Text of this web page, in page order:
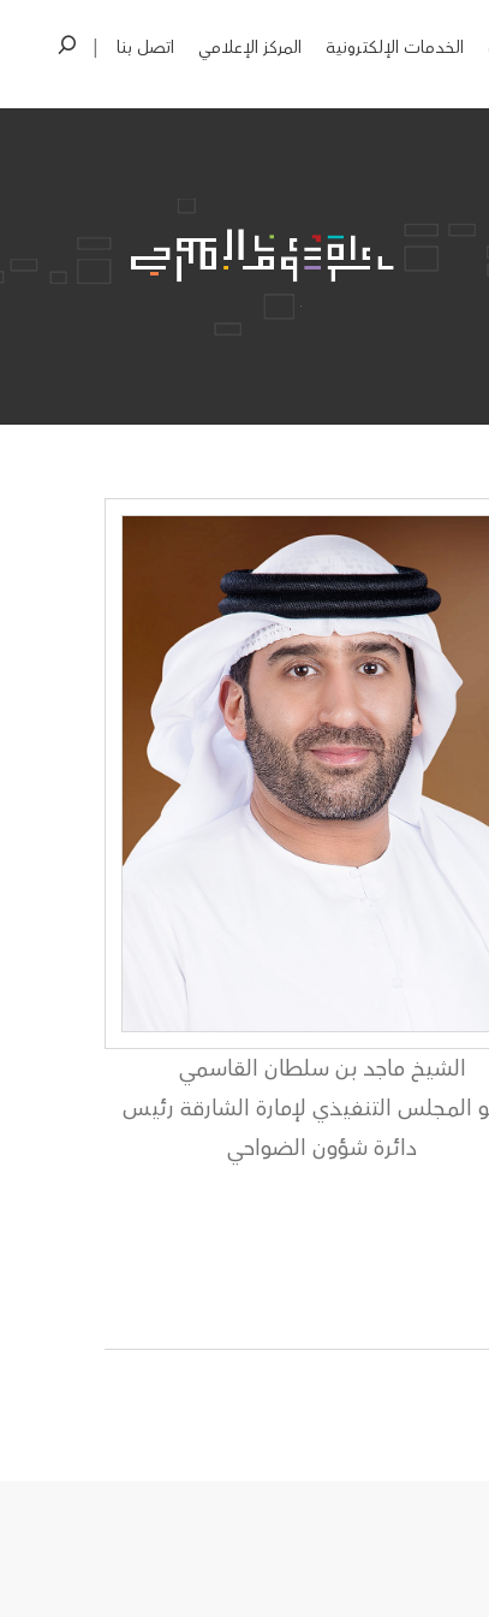
الخدمات الإلكترونية المركز الإعلامي اتصل بنا
الشيخ ماجد بن سلطان القاسمي
التنفيذي لإمارة الشارقة رئيس
دائرة شؤون الضواحي